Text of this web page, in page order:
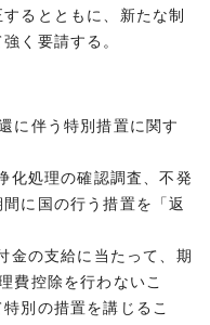
るとともに、新たな制
く要請する。
に伴う特別措置に関す
化処理の確認調査、不発
に国の行う措置を「返
金の支給に当たって、期
費控除を行わないこ
別の措置を講じるこ